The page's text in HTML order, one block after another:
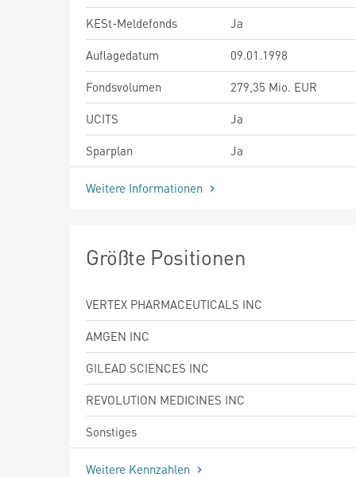
KESt-Meldefonds
Ja
Auflagedatum
09.01.1998
Fondsvolumen
279,35 Mio. EUR
UCITS
Ja
Sparplan
Ja
Weitere Informationen
Größte Positionen
VERTEX PHARMACEUTICALS INC
AMGEN INC
GILEAD SCIENCES INC
REVOLUTION MEDICINES INC
Sonstiges
Weitere Kennzahlen